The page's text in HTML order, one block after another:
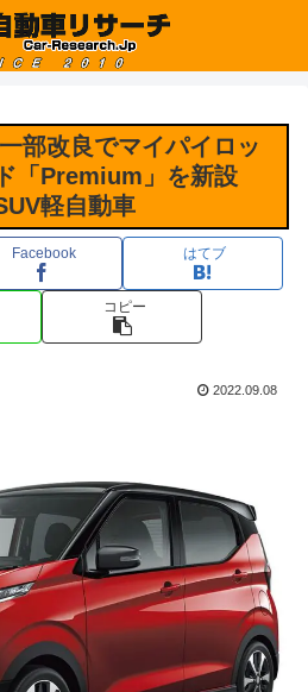
部改良でマイパイロッ
「Premium」を新設
軽自動車
Facebook はてブ
コピー
2022.09.08